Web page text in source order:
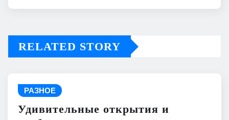
RELATED STORY
РАЗНОЕ
Удивительные открытия и